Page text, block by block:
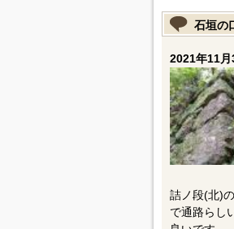
石垣の
2021年11
詰ノ段(北)
で通路らし